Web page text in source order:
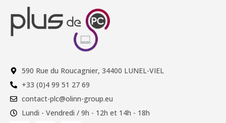
590 Rue du Roucagnier, 34400 LUNEL-VIEL
+33 (0)4 99 51 27 69
contact-plc@olinn-group.eu
Lundi - Vendredi / 9h - 12h et 14h - 18h